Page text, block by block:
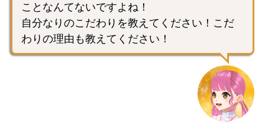
ことなんてないですよね！
自分なりのこだわりを教えてください！こだ
わりの理由も教えてください！